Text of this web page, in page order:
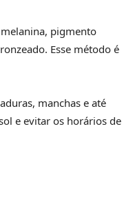
pigmento
Esse método é
manchas e até
e evitar os horários de